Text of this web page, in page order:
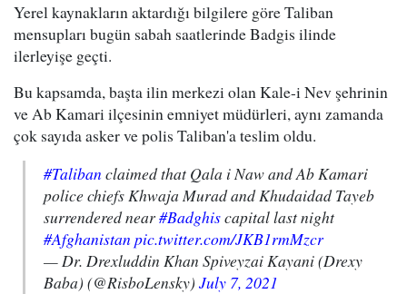
Yerel kaynakların aktardığı bilgilere göre Taliban
mensupları bugün sabah saatlerinde Badgis ilinde
ilerleyişe geçti.
Bu kapsamda, başta ilin merkezi olan Kale-i Nev şehrinin
ve Ab Kamari ilçesinin emniyet müdürleri, aynı zamanda
çok sayıda asker ve polis Taliban'a teslim oldu.
#Taliban claimed that Qala i Naw and Ab Kamari
police chiefs Khwaja Murad and Khudaidad Tayeb
surrendered near#Badghiscapital last night
#Afghanistan pic.twitter.com/JKB1rmMzcr
— Dr. Drexluddin Khan Spiveyzai Kayani (Drexy
Baba) (@RisboLensky) July 7, 2021